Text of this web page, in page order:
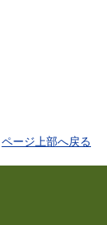
ページ上部へ戻る